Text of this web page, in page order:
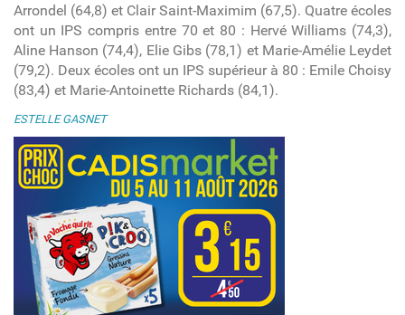
Arrondel (64,8) et Clair Saint-Maximim (67,5). Quatre écoles
ont un IPS compris entre 70 et 80 : Hervé Williams (74,3),
Aline Hanson (74,4), Elie Gibs (78,1) et Marie-Amélie Leydet
(79,2). Deux écoles ont un IPS supérieur à 80 : Emile Choisy
(83,4) et Marie-Antoinette Richards (84,1).
ESTELLE GASNET